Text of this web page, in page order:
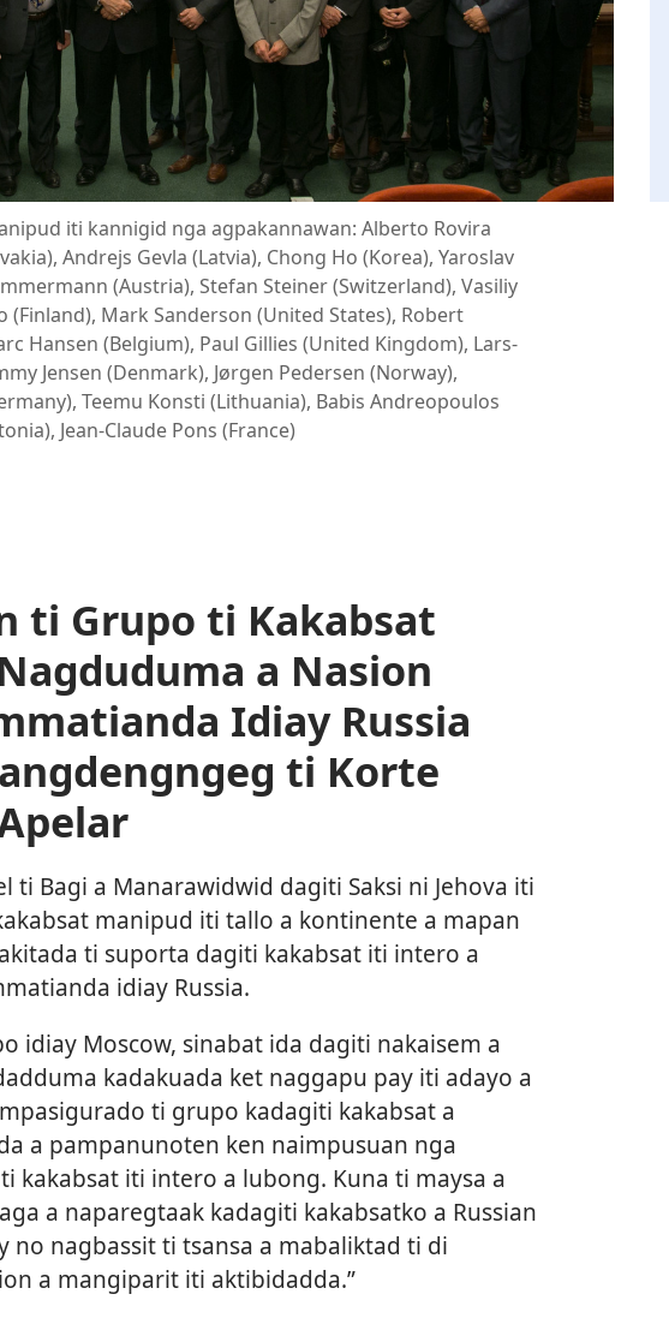
iti kannigid nga agpakannawan: Alberto Rovira
Andrejs Gevla (Latvia), Chong Ho (Korea), Yaroslav
(Austria), Stefan Steiner (Switzerland), Vasiliy
(Finland), Mark Sanderson (United States), Robert
Hansen (Belgium), Paul Gillies (United Kingdom), Lars-
Jensen (Denmark), Jørgen Pedersen (Norway),
Teemu Konsti (Lithuania), Babis Andreopoulos
Jean-Claude Pons (France)
ti Grupo ti Kakabsat
a Nasion
Idiay Russia
ti Korte
ti Bagi a Manarawidwid dagiti Saksi ni Jehova iti
manipud iti tallo a kontinente a mapan
ti suporta dagiti kakabsat iti intero a
idiay Russia.
idiay Moscow, sinabat ida dagiti nakaisem a
kadakuada ket naggapu pay iti adayo a
ti grupo kadagiti kakabsat a
a pampanunoten ken naimpusuan nga
kakabsat iti intero a lubong. Kuna ti maysa a
a naparegtaak kadagiti kakabsatko a Russian
nagbassit ti tsansa a mabaliktad ti di
a mangiparit iti aktibidadda.”